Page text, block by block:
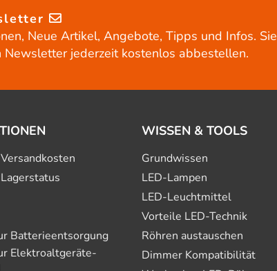
Neue Artikel, Angebote, Tipps und Infos. Sie
Newsletter jederzeit kostenlos abbestellen.
Batterie­entsorgung
Elektro­altgeräte­
WISSEN & TOOLS
Grundwissen
LED-Lampen
LED-Leuchtmittel
Vorteile LED-Technik
Röhren austauschen
Dimmer Kompatibilität